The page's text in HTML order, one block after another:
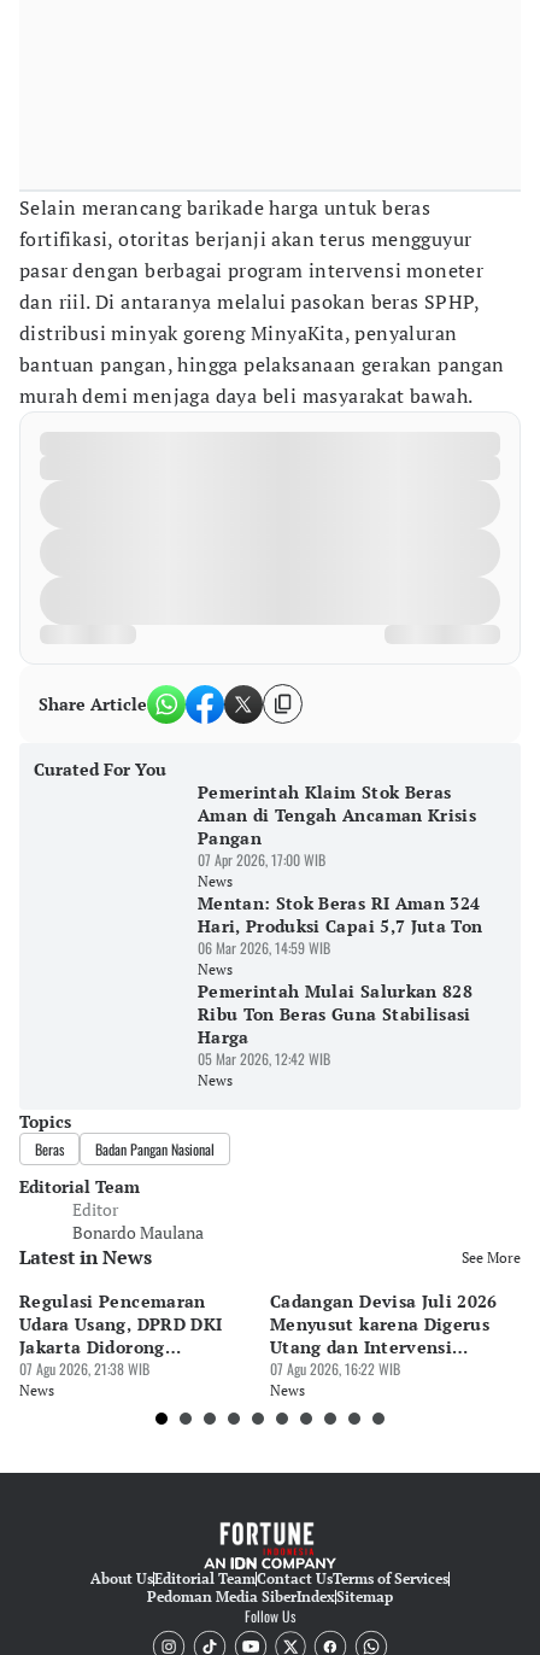
Selain merancang barikade harga untuk beras
fortifikasi, otoritas berjanji akan terus mengguyur
pasar dengan berbagai program intervensi moneter
dan riil. Di antaranya melalui pasokan beras SPHP,
distribusi minyak goreng MinyaKita, penyaluran
bantuan pangan, hingga pelaksanaan gerakan pangan
murah demi menjaga daya beli masyarakat bawah.
Share Article
Curated For You
Pemerintah Klaim Stok Beras
Aman di Tengah Ancaman Krisis
Pangan
07 Apr 2026, 17:00 WIB
News
Mentan: Stok Beras RI Aman 324
Hari, Produksi Capai 5,7 Juta Ton
06 Mar 2026, 14:59 WIB
News
Pemerintah Mulai Salurkan 828
Ribu Ton Beras Guna Stabilisasi
Harga
05 Mar 2026, 12:42 WIB
News
Topics
Beras Badan Pangan Nasional
Editorial Team
Editor
Bonardo Maulana
Latest in News See More
Regulasi Pencemaran
Udara Usang, DPRD DKI
Jakarta Didorong
Prioritaskan Revisi Perda
07 Agu 2026, 21:38 WIB
News
Cadangan Devisa Juli 2026
Menyusut karena Digerus
Utang dan Intervensi
Rupiah
07 Agu 2026, 16:22 WIB
News
About UsEditorial TeamContact UsTerms of Services
Pedoman Media SiberIndexSitemap
Follow Us